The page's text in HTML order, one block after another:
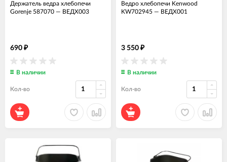
Держатель ведра хлебопечи
Gorenje 587070 — ВЕДХ003
690 ₽
В наличии
Кол-во
Ведро хлебопечи Kenwood
KW702945 — ВЕДХ001
3 550 ₽
В наличии
Кол-во